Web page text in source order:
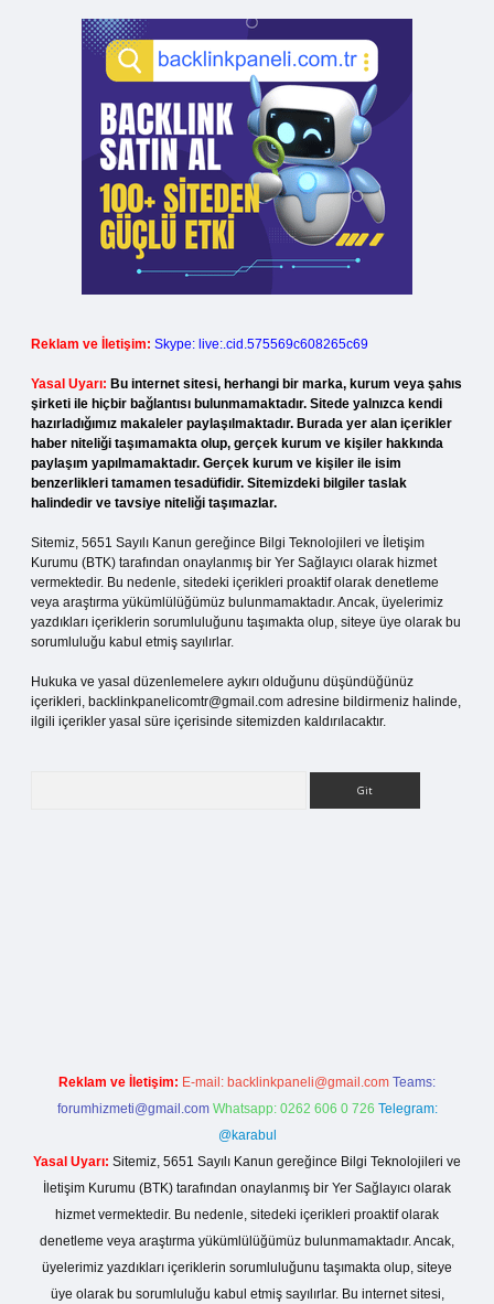
Reklam ve İletişim: Skype: live:.cid.575569c608265c69
Yasal Uyarı: Bu internet sitesi, herhangi bir marka, kurum veya şahıs
şirketi ile hiçbir bağlantısı bulunmamaktadır. Sitede yalnızca kendi
hazırladığımız makaleler paylaşılmaktadır. Burada yer alan içerikler
haber niteliği taşımamakta olup, gerçek kurum ve kişiler hakkında
paylaşım yapılmamaktadır. Gerçek kurum ve kişiler ile isim
benzerlikleri tamamen tesadüfidir. Sitemizdeki bilgiler taslak
halindedir ve tavsiye niteliği taşımazlar.
Sitemiz, 5651 Sayılı Kanun gereğince Bilgi Teknolojileri ve İletişim
Kurumu (BTK) tarafından onaylanmış bir Yer Sağlayıcı olarak hizmet
vermektedir. Bu nedenle, sitedeki içerikleri proaktif olarak denetleme
veya araştırma yükümlülüğümüz bulunmamaktadır. Ancak, üyelerimiz
yazdıkları içeriklerin sorumluluğunu taşımakta olup, siteye üye olarak bu
sorumluluğu kabul etmiş sayılırlar.
Hukuka ve yasal düzenlemelere aykırı olduğunu düşündüğünüz
içerikleri, backlinkpanelicomtr@gmail.com adresine bildirmeniz halinde,
ilgili içerikler yasal süre içerisinde sitemizden kaldırılacaktır.
Reklam ve İletişim: E-mail: backlinkpaneli@gmail.com Teams:
forumhizmeti@gmail.com Whatsapp: 0262 606 0 726 Telegram:
@karabul
Yasal Uyarı: Sitemiz, 5651 Sayılı Kanun gereğince Bilgi Teknolojileri ve
İletişim Kurumu (BTK) tarafından onaylanmış bir Yer Sağlayıcı olarak
hizmet vermektedir. Bu nedenle, sitedeki içerikleri proaktif olarak
denetleme veya araştırma yükümlülüğümüz bulunmamaktadır. Ancak,
üyelerimiz yazdıkları içeriklerin sorumluluğunu taşımakta olup, siteye
üye olarak bu sorumluluğu kabul etmiş sayılırlar. Bu internet sitesi,